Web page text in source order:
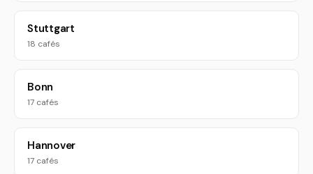
Stuttgart
18 cafés
Bonn
17 cafés
Hannover
17 cafés